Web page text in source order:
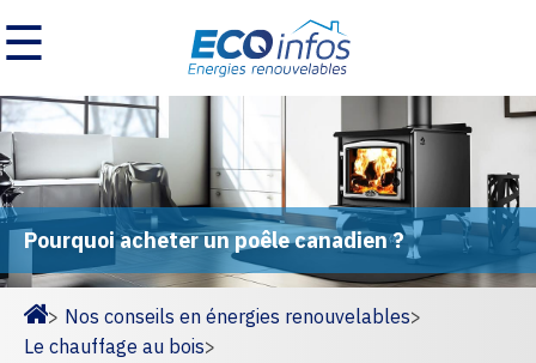
☰
Pourquoi acheter un poêle canadien ?
Homepage
> Nos conseils en énergies renouvelables>
Le chauffage au bois>